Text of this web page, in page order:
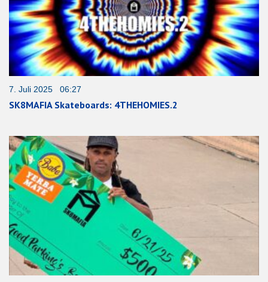
7. Juli 2025 06:27
SK8MAFIA Skateboards: 4THEHOMIES.2